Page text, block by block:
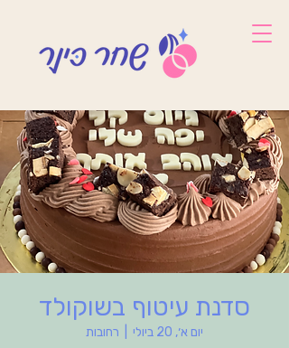
סדנת עיטוף בשוקולד
יום א׳, 20 ביולי רחובות